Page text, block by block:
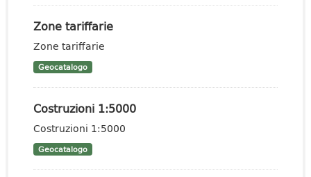
Zone tariffarie
Zone tariffarie
Geocatalogo
Costruzioni 1:5000
Costruzioni 1:5000
Geocatalogo